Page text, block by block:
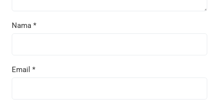
Nama *
Email *